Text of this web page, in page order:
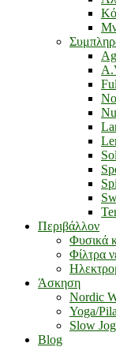
Περιβάλλον
Φυσικά
Φίλτρα
Άσκηση
Nordic
Yoga/
Slow
Blog